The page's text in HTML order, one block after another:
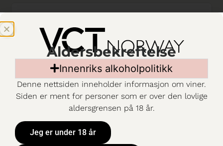
Etoile
Provence
Rosé
B Corp
Økologisk
Aldersbekreftelse
Innenriks alkoholpolitikk
Denne nettsiden inneholder informasjon om viner.
Siden er ment for personer som er over den lovlige
aldersgrensen på 18 år.
Jeg er under 18 år